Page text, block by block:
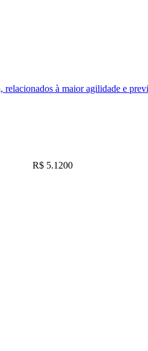
à maior agilidade e
R$ 5.1200